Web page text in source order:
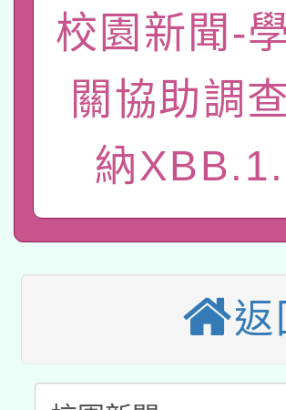
年度健康促進
業成長研習」
原住民族教育
族教育國際趨
轉知教育部國
新北市政府教
師專業成長研
方素養工作坊
族語言臺北學
「族語學習班
轉知有關國立
文教學共融平
件」活動簡章
教育部國民及
接種之民眾」
月28日止
業技術研究院
用水績優單位
115年8月22
桃園市孔廟
2026年桃園
「2026桃園
關事宜
轉知教育部國
校園新聞-
關協助調
納
返